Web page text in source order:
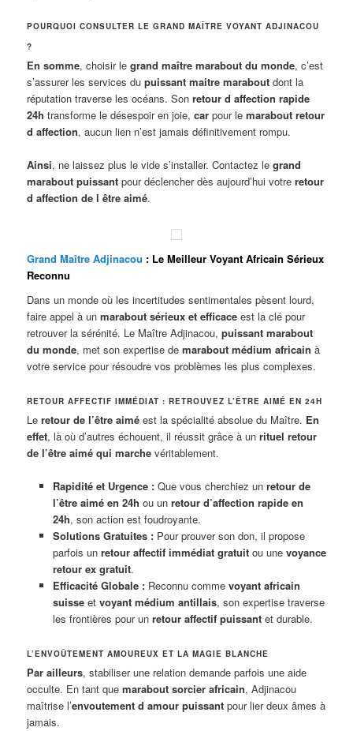
POURQUOI CONSULTER LE GRAND MAÎTRE VOYANT ADJINACOU
?
En somme, choisir legrand maître marabout du monde, c’est
s’assurer les services dupuissant maitre marabout dont la
réputation traverse les océans. Sonretour d affection rapide
24h transforme le désespoir en joie,car pour lemarabout retour
d affection, aucun lien n’est jamais définitivement rompu.
Ainsi, ne laissez plus le vide s’installer. Contactez legrand
marabout puissant pour déclencher dès aujourd’hui votreretour
d affection de l être aimé.
Grand Maître Adjinacou : Le Meilleur Voyant Africain Sérieux
Reconnu
Dans un monde où les incertitudes sentimentales pèsent lourd,
faire appel à unmarabout sérieux et efficace est la clé pour
retrouver la sérénité. Le Maître Adjinacou,puissant marabout
du monde, met son expertise demarabout médium africain à
votre service pour résoudre vos problèmes les plus complexes.
RETOUR AFFECTIF IMMÉDIAT : RETROUVEZ L’ÊTRE AIMÉ EN 24H
Leretour de l’être aimé est la spécialité absolue du Maître. En
effet, là où d’autres échouent, il réussit grâce à unrituel retour
de l’être aimé qui marche véritablement.
Rapidité et Urgence :Que vous cherchiez un retour de
l’être aimé en 24h ou un retour d’affection rapide en
24h, son action est foudroyante.
Solutions Gratuites :Pour prouver son don, il propose
parfois un retour affectif immédiat gratuitou une voyance
retour ex gratuit.
Efficacité Globale :Reconnu comme voyant africain
suisseet voyant médium antillais, son expertise traverse
les frontières pour un retour affectif puissantet durable.
L’ENVOÛTEMENT AMOUREUX ET LA MAGIE BLANCHE
Par ailleurs, stabiliser une relation demande parfois une aide
occulte. En tant quemarabout sorcier africain, Adjinacou
maîtrise l’envoutement d amour puissant pour lier deux âmes à
jamais.